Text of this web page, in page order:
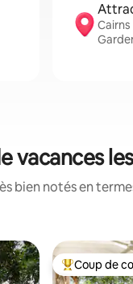
vacances
bien notés en
Coups de
Coup de